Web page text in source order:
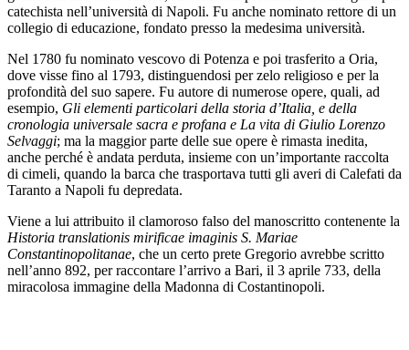
catechista nell’università di Napoli. Fu anche nominato rettore di un
collegio di educazione, fondato presso la medesima università.
Nel 1780 fu nominato vescovo di Potenza e poi trasferito a Oria,
dove visse fino al 1793, distinguendosi per zelo religioso e per la
profondità del suo sapere. Fu autore di numerose opere, quali, ad
esempio, Gli elementi particolari della storia d’Italia, e della
cronologia universale sacra e profana e La vita di Giulio Lorenzo
Selvaggi; ma la maggior parte delle sue opere è rimasta inedita,
anche perché è andata perduta, insieme con un’importante raccolta
di cimeli, quando la barca che trasportava tutti gli averi di Calefati da
Taranto a Napoli fu depredata.
Viene a lui attribuito il clamoroso falso del manoscritto contenente la
Historia translationis mirificae imaginis S. Mariae
Constantinopolitanae, che un certo prete Gregorio avrebbe scritto
nell’anno 892, per raccontare l’arrivo a Bari, il 3 aprile 733, della
miracolosa immagine della Madonna di Costantinopoli.